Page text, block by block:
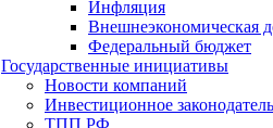
Инфляция
Внешнеэкономическая
Федеральный бюджет
Государственные инициативы
Новости компаний
Инвестиционное
ТПП РФ